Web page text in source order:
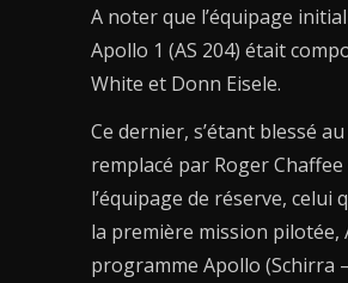
A noter que l’équipage
Apollo 1 (AS 204) était
White et Donn Eisele.
Ce dernier, s’étant blessé
remplacé par Roger
l’équipage de réserve, celui
la première mission pilotée,
programme Apollo (Schirra